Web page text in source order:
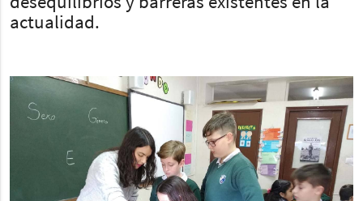
actualidad.